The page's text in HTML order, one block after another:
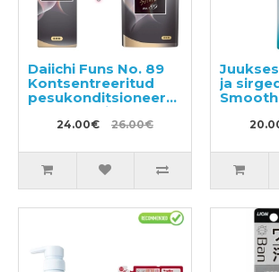
Daiichi Funs No. 89
Kontsentreeritud
pesukonditsioneer
600ml + täide 480ml
24.00€ 26.00€
ja